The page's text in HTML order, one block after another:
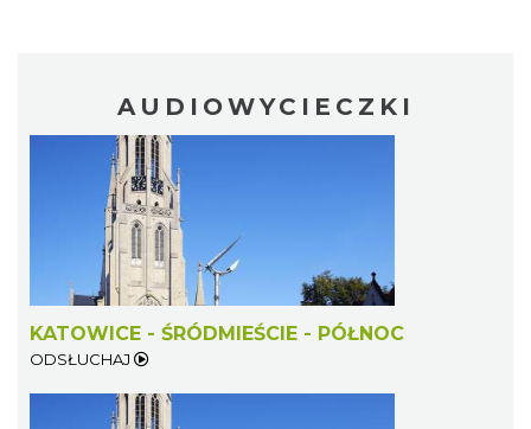
AUDIOWYCIECZKI
KATOWICE - ŚRÓDMIEŚCIE - PÓŁNOC
ODSŁUCHAJ